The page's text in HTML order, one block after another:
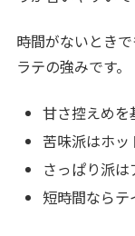
時間がないとき
ラテの強みです。
甘さ控えめを
苦味派はホッ
さっぱり派は
短時間ならテ